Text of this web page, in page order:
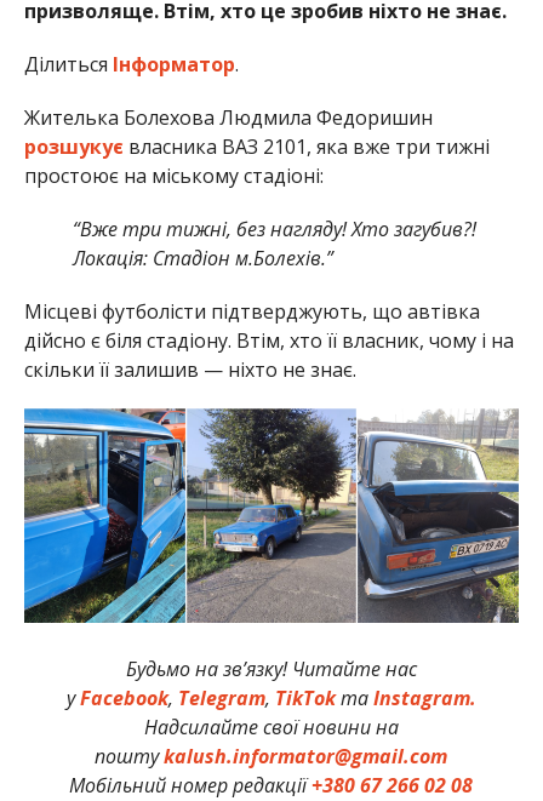
призволяще. Втім, хто це зробив ніхто не знає.
Ділиться Інформатор.
Жителька Болехова Людмила Федоришин
розшукує власника ВАЗ 2101, яка вже три тижні
простоює на міському стадіоні:
“Вже три тижні, без нагляду! Хто загубив?!
Локація: Стадіон м.Болехів.”
Місцеві футболісти підтверджують, що автівка
дійсно є біля стадіону. Втім, хто її власник, чому і на
скільки її залишив — ніхто не знає.
Будьмо на зв’язку! Читайте нас
уFacebook, Telegram, TikTokтаInstagram.
Надсилайте свої новини на
поштуkalush.informator@gmail.com
Мобільний номер редакції+380 67 266 02 08